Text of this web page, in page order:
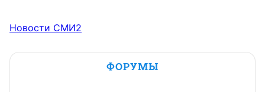
Новости СМИ2
ФОРУМЫ